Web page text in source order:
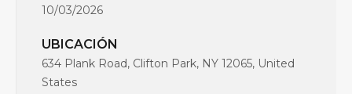
10/03/2026
UBICACIÓN
634 Plank Road, Clifton Park, NY 12065, United
States